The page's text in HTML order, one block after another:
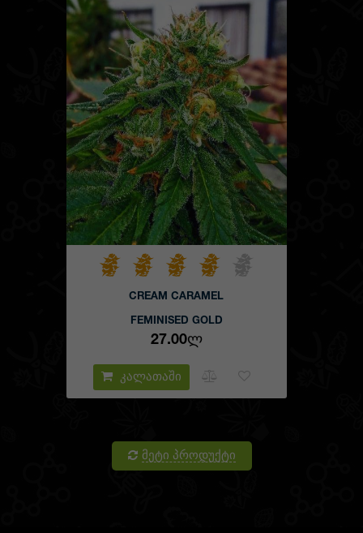
CREAM CARAMEL
FEMINISED GOLD
27.00Ლ
კალათაში
მეტი პროდუქტი